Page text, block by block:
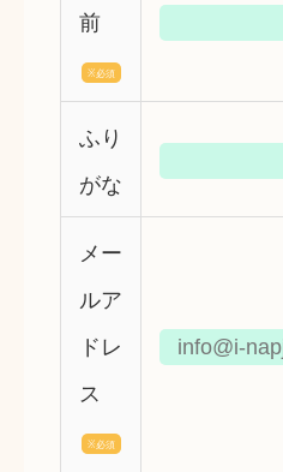
前
※必須
ふり
がな
メー
ルア
ドレ
ス
※必須